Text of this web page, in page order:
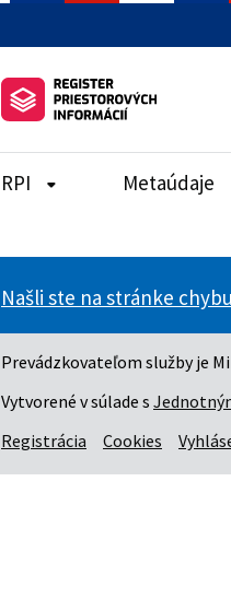
RPI Metaúdaje
Našli ste na stránke
Prevádzkovateľom služby je
Vytvorené v súlade s
Registrácia
Cookies